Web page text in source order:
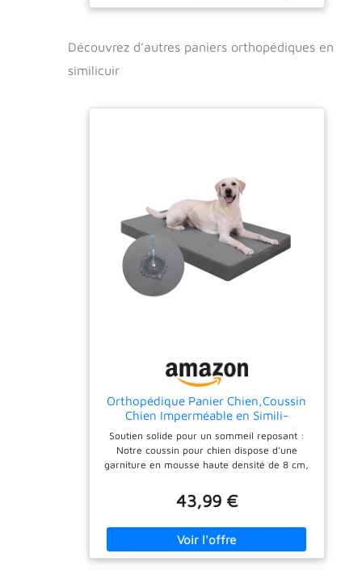
bas Housse de
Découvrez d’autres paniers orthopédiques en
similicuir
Orthopédique Panier Chien,Coussin
Chien Imperméable en Simili-
Cuir,104x68cm
Soutien solide pour un sommeil reposant :
Notre coussin pour chien dispose d’une
garniture en mousse haute densité de 8 cm,
offre un support stable même pour les gros
chiens. La mousse 25D résistante garde sa
parfaite pour les tapis pour chien qui
nécessitent un confort durable. Ici, votre
43,99 €